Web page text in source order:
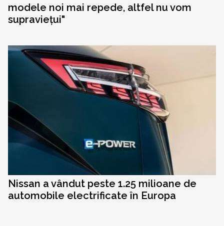
modele noi mai repede, altfel nu vom
supraviețui"
Nissan a vândut peste 1.25 milioane de
automobile electrificate în Europa